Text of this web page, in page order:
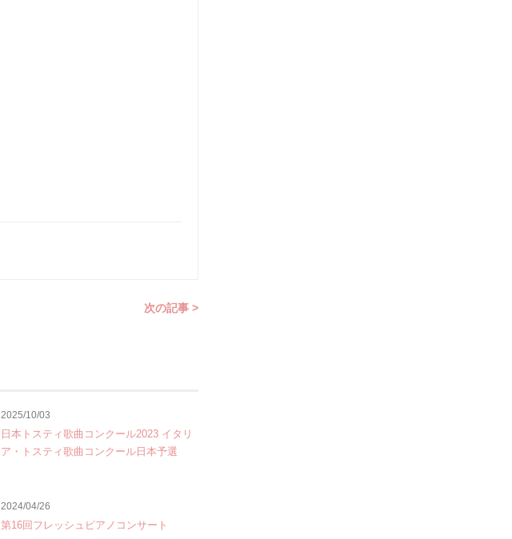
次の記事 >
2025/10/03
日本トスティ歌曲コンクール2023 イタリ
ア・トスティ歌曲コンクール日本予選
2024/04/26
第16回フレッシュピアノコンサート